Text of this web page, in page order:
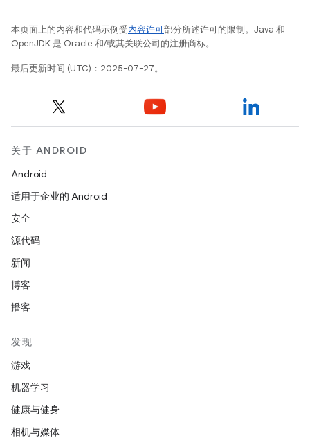
本页面上的内容和代码示例受内容许可部分所述许可的限制。Java 和
OpenJDK 是 Oracle 和/或其关联公司的注册商标。
最后更新时间 (UTC)：2025-07-27。
关于 ANDROID
Android
适用于企业的 Android
安全
源代码
新闻
博客
播客
发现
游戏
机器学习
健康与健身
相机与媒体